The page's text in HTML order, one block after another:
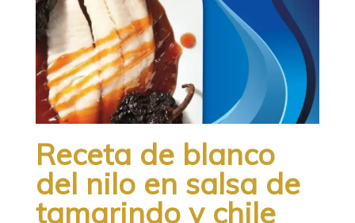
Receta de blanco
del nilo en salsa de
tamarindo y chile